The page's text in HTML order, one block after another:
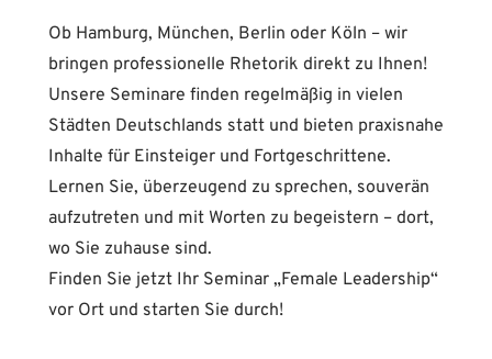
Ob Hamburg, München, Berlin oder Köln – wir
bringen professionelle Rhetorik direkt zu Ihnen!
Unsere Seminare finden regelmäßig in vielen
Städten Deutschlands statt und bieten praxisnahe
Inhalte für Einsteiger und Fortgeschrittene.
Lernen Sie, überzeugend zu sprechen, souverän
aufzutreten und mit Worten zu begeistern – dort,
wo Sie zuhause sind.
Finden Sie jetzt Ihr Seminar „Female Leadership“
vor Ort und starten Sie durch!